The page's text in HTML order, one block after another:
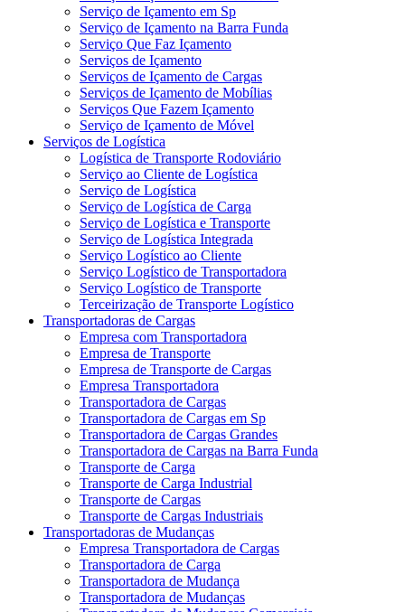
Serviço de Içamento em Sp
Serviço de Içamento na Barra Funda
Serviço Que Faz Içamento
Serviços de Içamento
Serviços de Içamento de Cargas
Serviços de Içamento de Mobílias
Serviços Que Fazem Içamento
Serviço de Içamento de Móvel
Serviços de Logística
Logística de Transporte Rodoviário
Serviço ao Cliente de Logística
Serviço de Logística
Serviço de Logística de Carga
Serviço de Logística e Transporte
Serviço de Logística Integrada
Serviço Logístico ao Cliente
Serviço Logístico de Transportadora
Serviço Logístico de Transporte
Terceirização de Transporte Logístico
Transportadoras de Cargas
Empresa com Transportadora
Empresa de Transporte
Empresa de Transporte de Cargas
Empresa Transportadora
Transportadora de Cargas
Transportadora de Cargas em Sp
Transportadora de Cargas Grandes
Transportadora de Cargas na Barra Funda
Transporte de Carga
Transporte de Carga Industrial
Transporte de Cargas
Transporte de Cargas Industriais
Transportadoras de Mudanças
Empresa Transportadora de Cargas
Transportadora de Carga
Transportadora de Mudança
Transportadora de Mudanças